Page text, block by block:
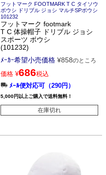
フットマーク FOOTMARK T C タイソウ
ボウシ ドリブル ジョシ マルチSPボウシ
101232
フットマーク footmark
T C 体操帽子 ドリブル ジョシ
スポーツ ボウシ
(101232)
ﾒｰｶｰ希望小売価格 ¥858のところ
価格 ¥686税込
ﾒｰﾙ便対応可（290円）
5,000円以上ご購入で送料無料！
在庫切れ